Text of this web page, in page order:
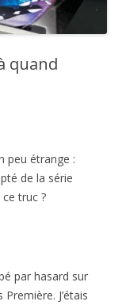
quand
peu étrange :
de la série
ce truc ?
par hasard sur
J’étais